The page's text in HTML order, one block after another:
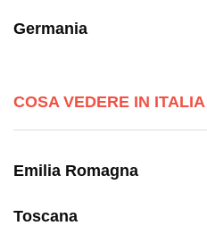
Germania
COSA VEDERE IN ITALIA
Emilia Romagna
Toscana